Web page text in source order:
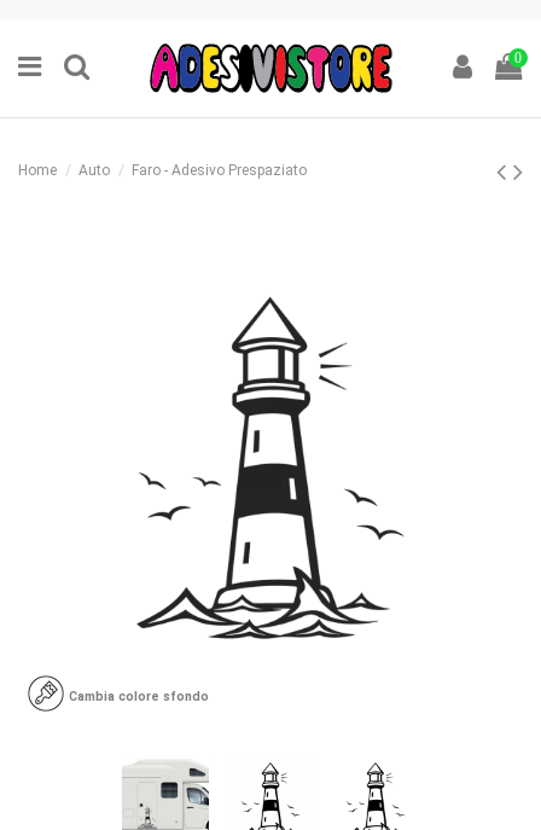
0
Home Auto Faro - Adesivo Prespaziato
Cambia colore sfondo